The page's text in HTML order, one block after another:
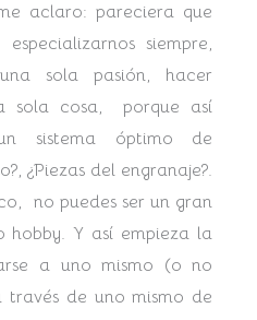
aclaro: pareciera que
siempre,
sola pasión, hacer
sola cosa, porque así
sistema óptimo de
¿Piezas del engranaje?.
no puedes ser un gran
hobby. Y así empieza la
a uno mismo (o no
de uno mismo de